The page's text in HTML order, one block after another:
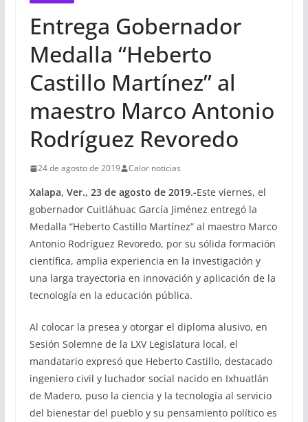
Entrega Gobernador
Medalla “Heberto
Castillo Martínez” al
maestro Marco Antonio
Rodríguez Revoredo
24 de agosto de 2019 Calor noticias
Xalapa, Ver., 23 de agosto de 2019.-Este viernes, el
gobernador Cuitláhuac García Jiménez entregó la
Medalla “Heberto Castillo Martínez” al maestro Marco
Antonio Rodríguez Revoredo, por su sólida formación
científica, amplia experiencia en la investigación y
una larga trayectoria en innovación y aplicación de la
tecnología en la educación pública.
Al colocar la presea y otorgar el diploma alusivo, en
Sesión Solemne de la LXV Legislatura local, el
mandatario expresó que Heberto Castillo, destacado
ingeniero civil y luchador social nacido en Ixhuatlán
de Madero, puso la ciencia y la tecnología al servicio
del bienestar del pueblo y su pensamiento político es